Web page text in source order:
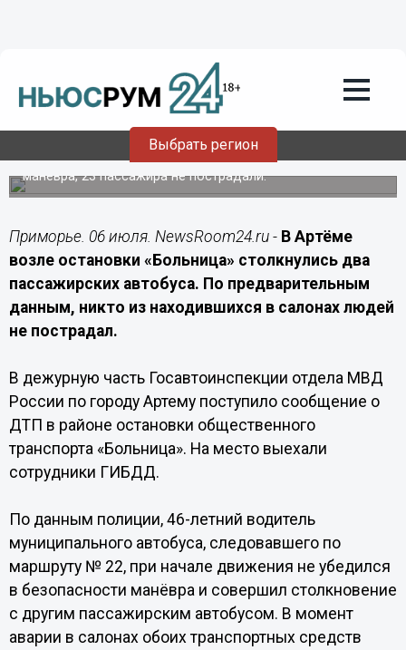
Выбрать регион
06.07.202611:20
В приморском Артёме столкнулись два
пассажирских автобуса
Водитель маршрута № 22 не убедился в безопасности
манёвра, 23 пассажира не пострадали.
Приморье. 06 июля. NewsRoom24.ru - В Артёме
возле остановки «Больница» столкнулись два
пассажирских автобуса. По предварительным
данным, никто из находившихся в салонах людей
не пострадал.
В дежурную часть Госавтоинспекции отдела МВД
России по городу Артему поступило сообщение о
ДТП в районе остановки общественного
транспорта «Больница». На место выехали
сотрудники ГИБДД.
По данным полиции, 46-летний водитель
муниципального автобуса, следовавшего по
маршруту № 22, при начале движения не убедился
в безопасности манёвра и совершил столкновение
с другим пассажирским автобусом. В момент
аварии в салонах обоих транспортных средств